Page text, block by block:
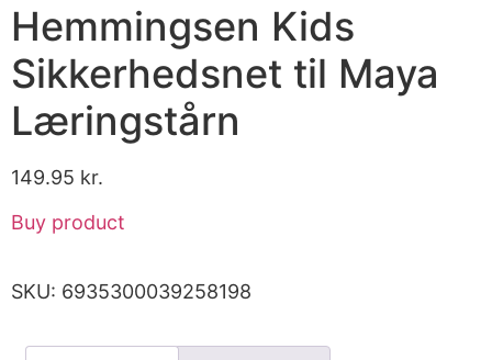
Hemmingsen Kids
Sikkerhedsnet til Maya
Læringstårn
149.95 kr.
Buy product
SKU: 6935300039258198